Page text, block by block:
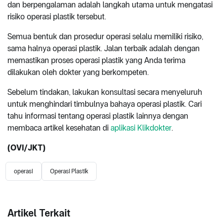
dan berpengalaman adalah langkah utama untuk mengatasi
risiko operasi plastik tersebut.
Semua bentuk dan prosedur operasi selalu memiliki risiko,
sama halnya operasi plastik. Jalan terbaik adalah dengan
memastikan proses operasi plastik yang Anda terima
dilakukan oleh dokter yang berkompeten.
Sebelum tindakan, lakukan konsultasi secara menyeluruh
untuk menghindari timbulnya bahaya operasi plastik. Cari
tahu informasi tentang operasi plastik lainnya dengan
membaca artikel kesehatan di aplikasi Klikdokter.
(OVI/JKT)
operasi Operasi Plastik
Artikel Terkait